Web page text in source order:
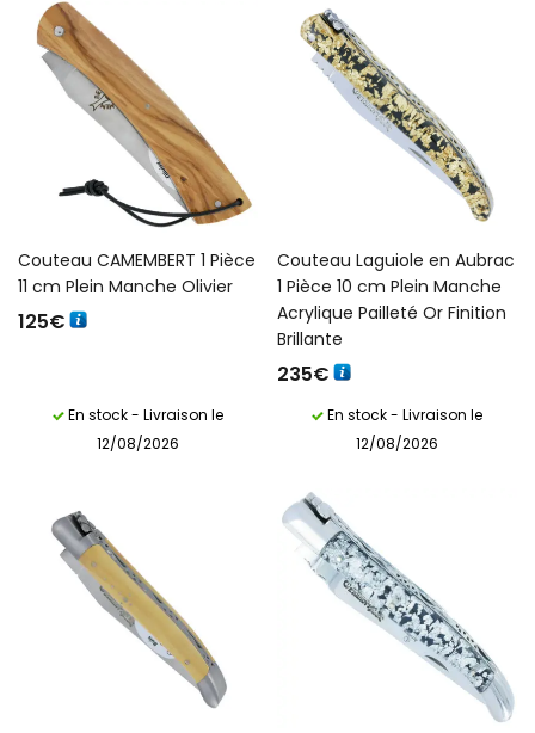
Couteau CAMEMBERT 1 Pièce
11 cm Plein Manche Olivier
125€
En stock - Livraison le
12/08/2026
Couteau Laguiole en Aubrac
1 Pièce 10 cm Plein Manche
Acrylique Pailleté Or Finition
Brillante
235€
En stock - Livraison le
12/08/2026